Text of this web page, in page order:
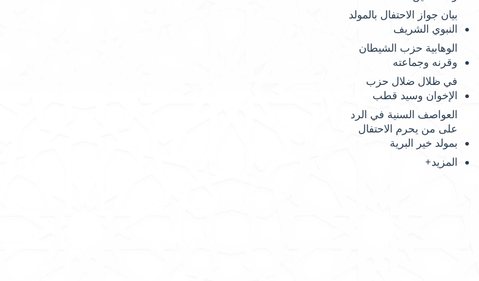
بيان جواز الاحتفال بالمولد
النبوي الشريف
الوهابية حزب الشيطان
وقرنه وجماعته
في ظلال ضلال حزب
الإخوان وسيد قطب
العواصف السنية في الرد
على من يحرم الاحتفال
بمولد خير البرية
المزيد+